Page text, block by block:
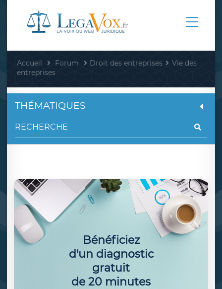
Accueil Forum Droit des entreprises
Vie des
entreprises
THÉMATIQUES
Bénéficiez
d'un diagnostic
gratuit
de 20 minutes